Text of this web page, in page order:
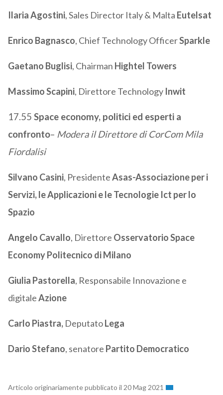
Ilaria Agostini, Sales Director Italy & Malta Eutelsat
Enrico Bagnasco, Chief Technology OfficerSparkle
Gaetano Buglisi, Chairman Hightel Towers
Massimo Scapini, Direttore Technology Inwit
17.55 Space economy, politici ed esperti a
confronto– Modera il Direttore di CorCom Mila
Fiordalisi
Silvano Casini, PresidenteAsas-Associazione per i
Servizi, le Applicazioni e le Tecnologie Ict per lo
Spazio
Angelo Cavallo, Direttore Osservatorio Space
Economy Politecnico di Milano
Giulia Pastorella, Responsabile Innovazione e
digitaleAzione
Carlo Piastra, DeputatoLega
Dario Stefano, senatore Partito Democratico
Articolo originariamente pubblicato il 20 Mag 2021